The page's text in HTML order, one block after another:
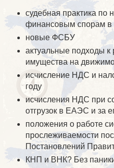
судебная практика по
финансовым спорам в
новые ФСБУ
актуальные подходы к
имущества на
исчисление НДС и
году
исчисления НДС при
отгрузок в ЕАЭС и за
положения о работе
прослеживаемости
Постановлений
КНП и ВНК? Без